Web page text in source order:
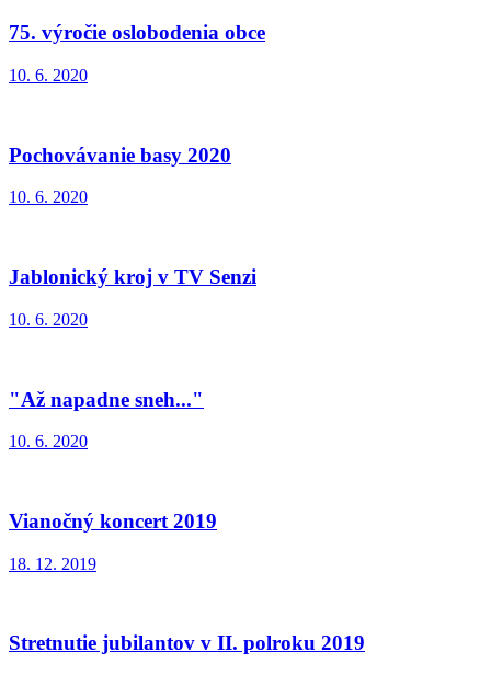
75. výročie oslobodenia obce
10. 6. 2020
Pochovávanie basy 2020
10. 6. 2020
Jablonický kroj v TV Senzi
10. 6. 2020
"Až napadne sneh..."
10. 6. 2020
Vianočný koncert 2019
18. 12. 2019
Stretnutie jubilantov v II. polroku 2019